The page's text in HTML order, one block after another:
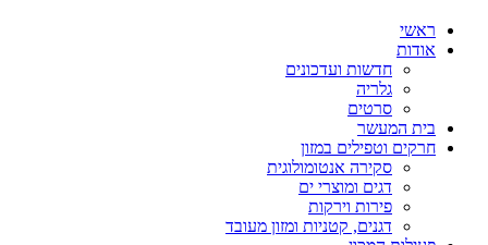
ראשי
אודות
חדשות ועדכונים
גלריה
סרטים
בית המעשר
חרקים וטפילים במזון
סקירה אנטומולוגית
דגים ומוצרי ים
פירות וירקות
דגנים, קטניות ומזון מעובד